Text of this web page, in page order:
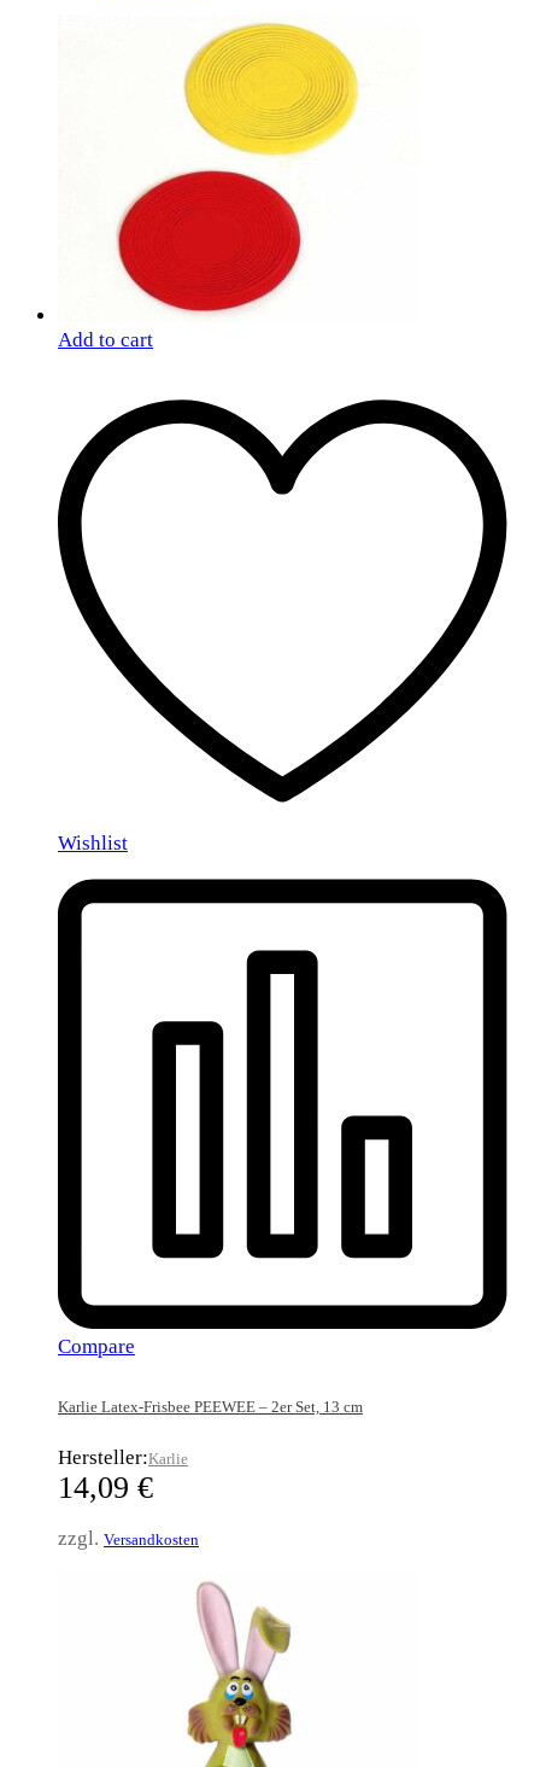
Add to cart
Wishlist
Compare
Karlie Latex-Frisbee PEEWEE – 2er Set, 13 cm
Hersteller:Karlie
14,09 €
zzgl. Versandkosten